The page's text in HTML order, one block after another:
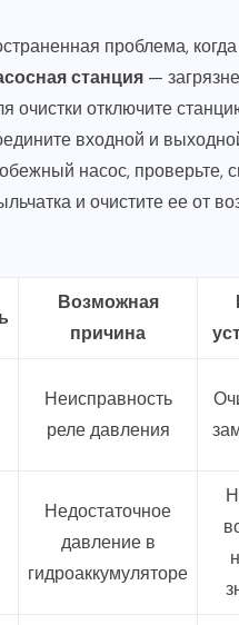
проблема, когда
станция —
очистки отключите
входной и
насос, проверьте,
и очистите ее от
Возможная
причина
Неисправность
реле давления
Недостаточное
давление в
гидроаккумуляторе